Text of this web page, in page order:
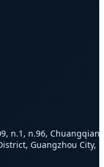
n.1, n.96,
Guangzhou City,